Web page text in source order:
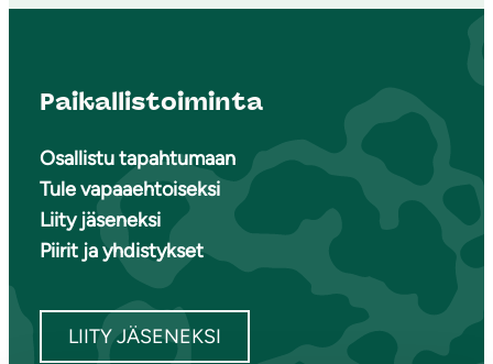
Paikallistoiminta
Osallistu tapahtumaan
Tule vapaaehtoiseksi
Liity jäseneksi
Piirit ja yhdistykset
LIITY JÄSENEKSI